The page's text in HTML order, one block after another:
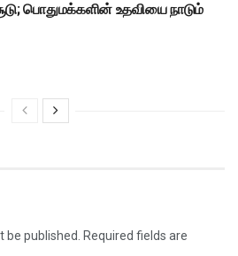
பொதுமக்களின் உதவியை நாடும்
published.
Required fields are